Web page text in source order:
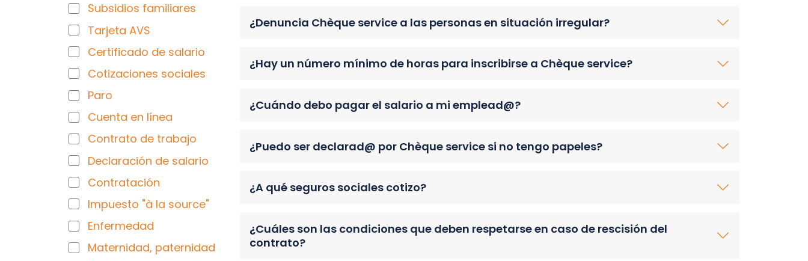
Subsidios familiares
Tarjeta AVS
Certificado de salario
Cotizaciones sociales
Paro
Cuenta en línea
Contrato de trabajo
Declaración de salario
Contratación
Impuesto "à la source"
Enfermedad
Maternidad, paternidad
¿Denuncia Chèque service a las personas en situación irregular?
¿Hay un número mínimo de horas para inscribirse a Chèque service?
¿Cuándo debo pagar el salario a mi emplead@?
¿Puedo ser declarad@ por Chèque service si no tengo papeles?
¿A qué seguros sociales cotizo?
¿Cuáles son las condiciones que deben respetarse en caso de rescisión del
contrato?